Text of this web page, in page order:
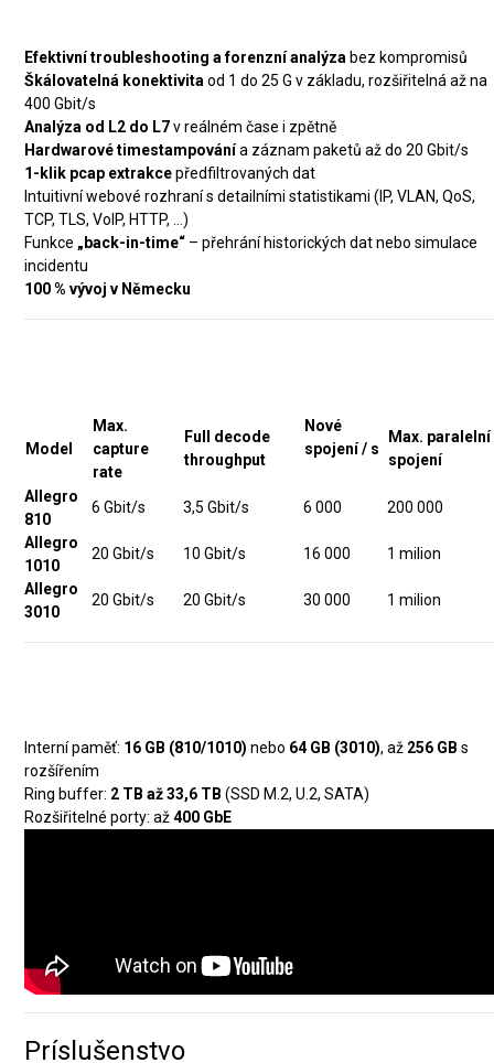
Efektivní troubleshooting a forenzní analýza bez kompromisů
Škálovatelná konektivita od 1 do 25 G v základu, rozšiřitelná až na
400 Gbit/s
Analýza od L2 do L7v reálném čase i zpětně
Hardwarové timestampovánía záznam paketů až do 20 Gbit/s
1-klik pcap extrakcepředfiltrovaných dat
Intuitivní webové rozhraní s detailními statistikami (IP, VLAN, QoS,
TCP, TLS, VoIP, HTTP, …)
Funkce „back-in-time“ – přehrání historických dat nebo simulace
incidentu
100 % vývoj v Německu
Model
Max.
capture
rate
Full decode
throughput
Nové
spojení / s
Max. paralelní
spojení
Allegro
810
6 Gbit/s 3,5 Gbit/s 6 000
200 000
Allegro
1010
20 Gbit/s 10 Gbit/s 16 000
1 milion
Allegro
3010
20 Gbit/s 20 Gbit/s 30 000 1 milion
Interní paměť: 16 GB (810/1010) nebo 64 GB (3010), až 256 GB s
rozšířením
Ring buffer: 2 TB až 33,6 TB (SSD M.2, U.2, SATA)
Rozšiřitelné porty: až400 GbE
Príslušenstvo